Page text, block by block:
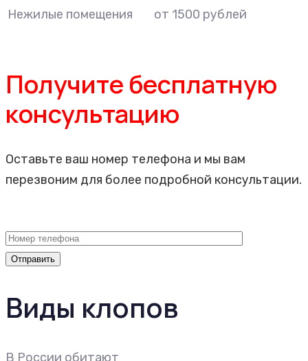
Нежилые помещения
от 1500 рублей
Получите бесплатную
консультацию
Оставьте ваш номер телефона и мы вам
перезвоним для более подробной консультации.
Виды клопов
В России обитают